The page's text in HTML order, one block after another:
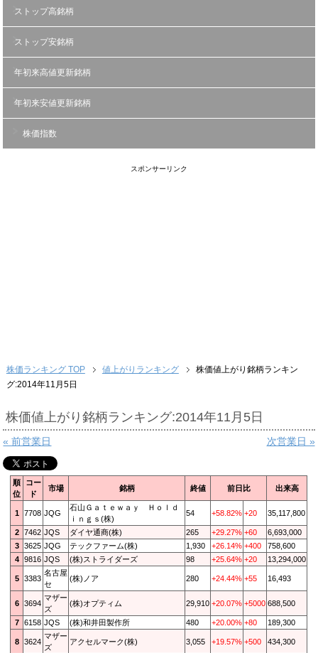
ストップ高銘柄
ストップ安銘柄
年初来高値更新銘柄
年初来安値更新銘柄
株価指数
スポンサーリンク
株価ランキング TOP 値上がりランキング
株価値上がり銘柄ランキン
グ:2014年11月5日
株価値上がり銘柄ランキング:2014年11月5日
« 前営業日 次営業日 »
順
位
コー
ド
市場 銘柄 終値 前日比 出来高
1 7708 JQG
石山Ｇａｔｅｗａｙ Ｈｏｌｄ
ｉｎｇｓ(株)
54 +58.82% +20 35,117,800
2 7462 JQS ダイヤ通商(株) 265 +29.27% +60
6,693,000
3
3625 JQG テックファーム(株) 1,930 +26.14% +400
758,600
4
9816 JQS (株)ストライダーズ 98 +25.64% +20 13,294,000
5 3383
名古屋
セ
(株)ノア 280 +24.44% +55 16,493
6 3694
マザー
ズ
(株)オプティム 29,910 +20.07% +5000 688,500
7 6158 JQS (株)和井田製作所 480 +20.00% +80 189,300
8 3624
マザー
ズ
アクセルマーク(株) 3,055 +19.57% +500 434,300